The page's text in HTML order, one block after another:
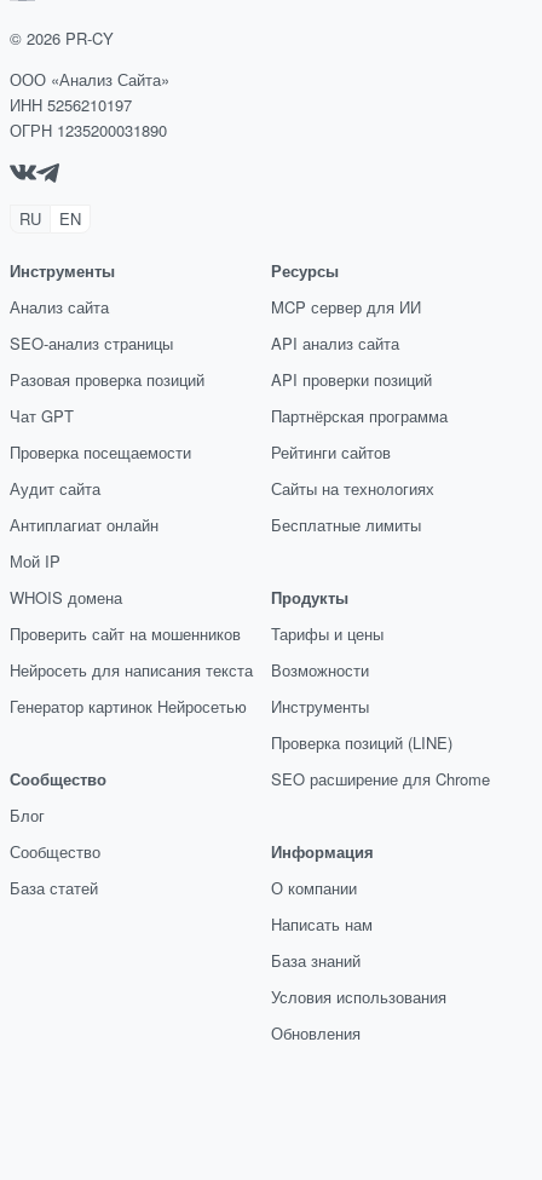
© 2026 PR-CY
ООО «Анализ Сайта»
ИНН 5256210197
ОГРН 1235200031890
RU EN
Инструменты
Анализ сайта
SEO-анализ страницы
Разовая проверка позиций
Чат GPT
Проверка посещаемости
Аудит сайта
Антиплагиат онлайн
Мой IP
WHOIS домена
Проверить сайт на мошенников
Нейросеть для написания текста
Генератор картинок Нейросетью
Сообщество
Блог
Сообщество
База статей
Ресурсы
MCP сервер для ИИ
API анализ сайта
API проверки позиций
Партнёрская программа
Рейтинги сайтов
Сайты на технологиях
Бесплатные лимиты
Продукты
Тарифы и цены
Возможности
Инструменты
Проверка позиций (LINE)
SEO расширение для Chrome
Информация
О компании
Написать нам
База знаний
Условия использования
Обновления